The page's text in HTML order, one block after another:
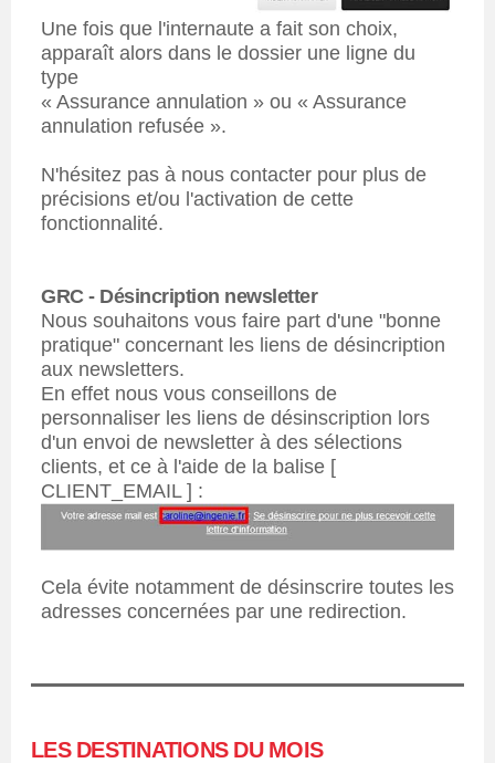
Une fois que l'internaute a fait son choix,
apparaît alors dans le dossier une ligne du
type
« Assurance annulation » ou « Assurance
annulation refusée ».
N'hésitez pas à nous contacter pour plus de
précisions et/ou l'activation de cette
fonctionnalité.
GRC - Désincription newsletter
Nous souhaitons vous faire part d'une "bonne
pratique" concernant les liens de désincription
aux newsletters.
En effet nous vous conseillons de
personnaliser les liens de désinscription lors
d'un envoi de newsletter à des sélections
clients, et ce à l'aide de la balise [
CLIENT_EMAIL ] :
Cela évite notamment de désinscrire toutes les
adresses concernées par une redirection.
LES DESTINATIONS DU MOIS